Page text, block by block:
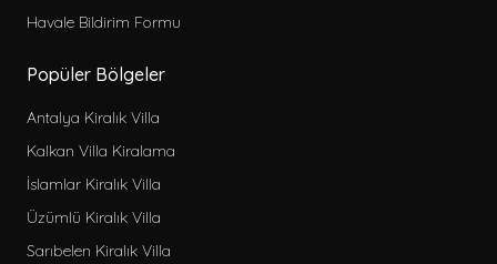
Havale Bildirim Formu
Popüler Bölgeler
Antalya Kiralık Villa
Kalkan Villa Kiralama
İslamlar Kiralık Villa
Üzümlü Kiralık Villa
Sarıbelen Kiralık Villa